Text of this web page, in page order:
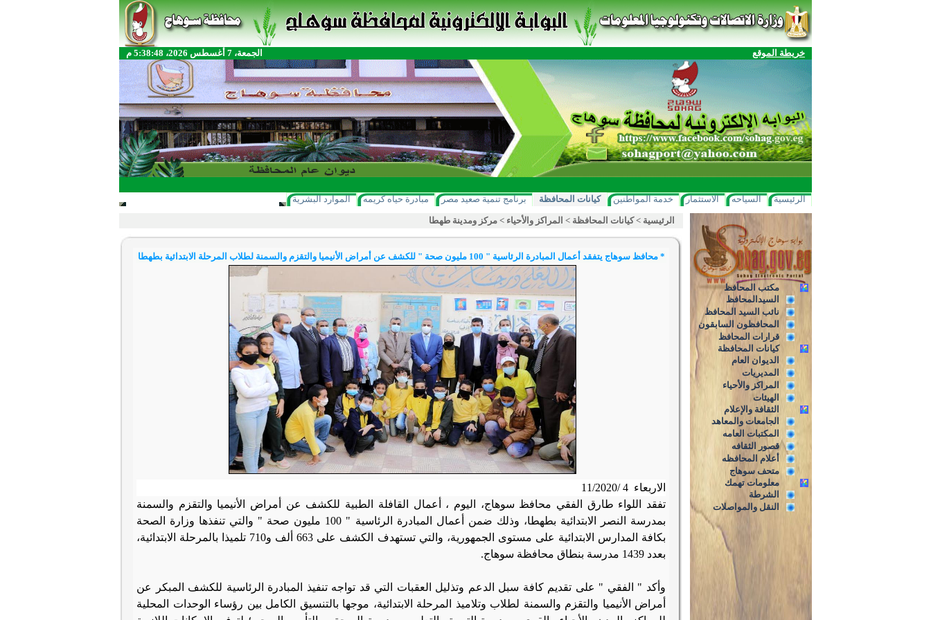
خريطة الموقع الجمعة، 7 أغسطس 2026، 5:38:48 م
الرئيسية السياحه الاستثمار خدمة المواطنين كيانات المحافظة برنامج تنمية صعيد مصر مبادرة حياه كريمه الموارد البشرية
مكتب المحافظ
السيدالمحافظ
نائب السيد المحافظ
المحافظون السابقون
قرارات المحافظ
كيانات المحافظة
الديوان العام
المديريات
المراكز والأحياء
الهيئات
الثقافة والإعلام
الجامعات والمعاهد
المكتبات العامه
قصور الثقافه
أعلام المحافظه
متحف سوهاج
معلومات تهمك
الشرطة
النقل والمواصلات
الرئيسية >كيانات المحافظة > المراكز والأحياء > مركز ومدينة طهطا
* محافظ سوهاج يتفقد أعمال المبادرة الرئاسية " 100 مليون صحة " للكشف عن أمراض الأنيميا والتقزم والسمنة لطلاب المرحلة الابتدائية بطهطا
الاربعاء 4 /11/2020
تفقد اللواء طارق الفقي محافظ سوهاج، اليوم ، أعمال القافلة الطبية للكشف عن أمراض الأنيميا والتقزم والسمنة
بمدرسة النصر الابتدائية بطهطا، وذلك ضمن أعمال المبادرة الرئاسية " 100 مليون صحة " والتي تنفذها وزارة الصحة
بكافة المدارس الابتدائية على مستوى الجمهورية، والتي تستهدف الكشف على 663 ألف و710 تلميذا بالمرحلة الابتدائية،
بعدد 1439 مدرسة بنطاق محافظة سوهاج.
وأكد " الفقي " على تقديم كافة سبل الدعم وتذليل العقبات التي قد تواجه تنفيذ المبادرة الرئاسية للكشف المبكر عن
أمراض الأنيميا والتقزم والسمنة لطلاب وتلاميذ المرحلة الابتدائية، موجها بالتنسيق الكامل بين رؤساء الوحدات المحلية